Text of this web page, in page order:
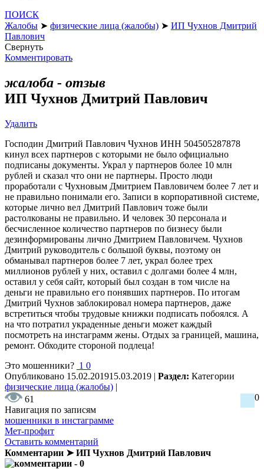
ПОИСК
Жалобы ➤ физические лица (жалобы) ➤ ИП Чухнов Дмитрий
Павлович
Свернуть
Комментировать
жалоба - отзыв
ИП Чухнов Дмитрий Павлович
Удалить
Господин Дмитрий Павлович Чухнов ИНН 504505287878
кинул всех партнеров с которыми не было официально
подписаны документы. Украл у партнеров более 10 млн
рублей и сказал что они не партнеры. Просто люди
проработали с Чухновым Дмитрием Павловичем более 7 лет и
не правильно понимали его. Записи в корпоративной системе,
которые лично вел Дмитрий Павлович тоже были
растолкованы не правильно. И человек 30 персонала и
бесчисленное количество партнеров по бизнесу были
дезинформированы лично Дмитрием Павловичем. Чухнов
Дмитрий руководитель с большой буквы, поэтому он
обманывал партнеров более 7 лет, украл более трех
миллионов рублей у них, оставил с долгами более 4 млн,
оставил у себя сайт, который был создан в том числе на
деньги не правильно его понявших партнеров. По итогам
Дмитрий Чухнов заблокировал номера партнеров, даже
встретиться чтобы трудовые книжки подписать побоялся. А
на что потратил украденные деньги может каждый
посмотреть на инстаграмм жены. Отдых за границей, машина,
ремонт. Обходите стороной подлеца!
Это мошенники? 1 0
Опубликовано 15.02.201915.03.2019 | Раздел: Категории
физические лица (жалобы) |
61
0
Навигация по записям
мошенники в инстаграмме
Мет-профит
Оставить комментарий
Комментарии ➤ ИП Чухнов Дмитрий Павлович
- 0